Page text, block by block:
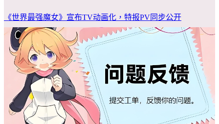
《世界最强魔女》宣布TV动画化，特报PV同步公开